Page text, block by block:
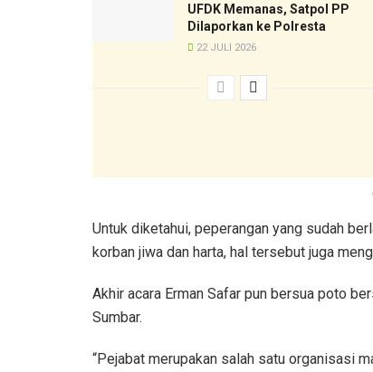
UFDK Memanas, Satpol PP
Dilaporkan ke Polresta
22 JULI 2026
Untuk diketahui, peperangan yang sudah
korban jiwa dan harta, hal tersebut juga
Akhir acara Erman Safar pun bersua poto
Sumbar.
“Pejabat merupakan salah satu organisasi